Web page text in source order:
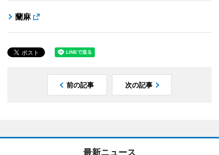
蘭麻
前の記事 次の記事
最新ニュース